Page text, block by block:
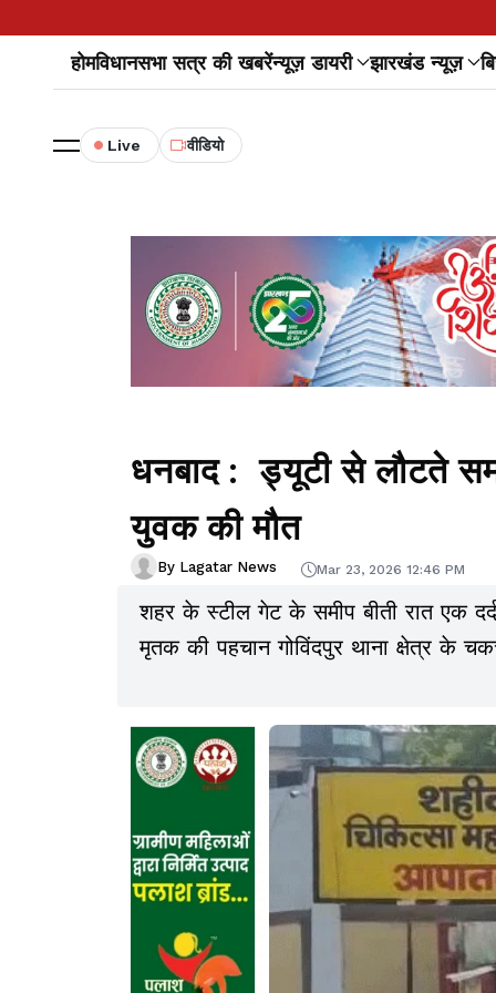
होमविधानसभा सत्र की खबरेंन्यूज़ डायरी झारखंड न्यूज़
Live वीडियो
धनबाद : ड्यूटी से लौटते
युवक की मौत
By Lagatar News Mar 23, 2026 12:46 PM
शहर के स्टील गेट के समीप बीती रात एक
मृतक की पहचान गोविंदपुर थाना क्षेत्र के